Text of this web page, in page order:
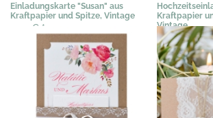
Einladungskarte "Susan" aus
Kraftpapier und Spitze, Vintage
3,07 € *
Kraftpapier
Vintage
3,29 €*